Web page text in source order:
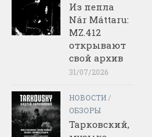
Из пепла
Nár Máttaru:
MZ.412
открывают
свой архив
31/07/2026
НОВОСТИ /
ОБЗОРЫ
Тарковский,